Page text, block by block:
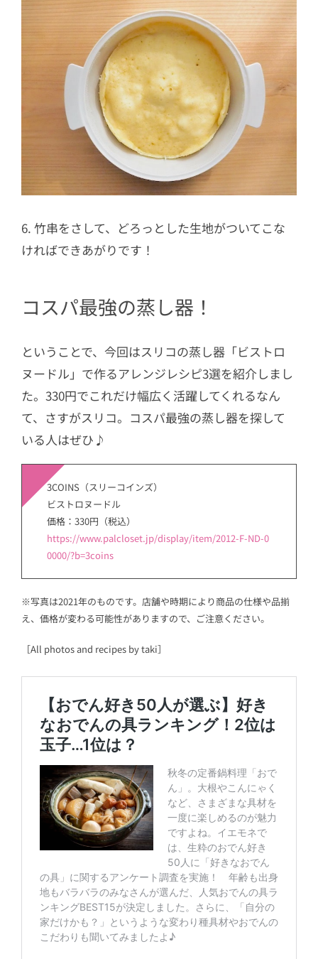
6. 竹串をさして、どろっとした生地がついてこな
ければできあがりです！
コスパ最強の蒸し器！
ということで、今回はスリコの蒸し器「ビストロ
ヌードル」で作るアレンジレシピ3選を紹介しまし
た。330円でこれだけ幅広く活躍してくれるなん
て、さすがスリコ。コスパ最強の蒸し器を探して
いる人はぜひ♪
3COINS（スリーコインズ）
ビストロヌードル
価格：330円（税込）
https://www.palcloset.jp/display/item/2012-F-ND-0
0000/?b=3coins
※写真は2021年のものです。店舗や時期により商品の仕様や品揃
え、価格が変わる可能性がありますので、ご注意ください。
［All photos and recipes by taki］